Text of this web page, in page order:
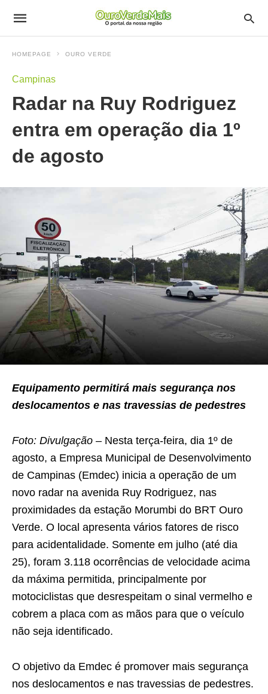
HOMEPAGE OURO VERDE
Campinas
Radar na Ruy Rodriguez
entra em operação dia 1º
de agosto
Equipamento permitirá mais segurança nos
deslocamentos e nas travessias de pedestres
Foto: Divulgação – Nesta terça-feira, dia 1º de
agosto, a Empresa Municipal de Desenvolvimento
de Campinas (Emdec) inicia a operação de um
novo radar na avenida Ruy Rodriguez, nas
proximidades da estação Morumbi do BRT Ouro
Verde. O local apresenta vários fatores de risco
para acidentalidade. Somente em julho (até dia
25), foram 3.118 ocorrências de velocidade acima
da máxima permitida, principalmente por
motociclistas que desrespeitam o sinal vermelho e
cobrem a placa com as mãos para que o veículo
não seja identificado.
O objetivo da Emdec é promover mais segurança
nos deslocamentos e nas travessias de pedestres.